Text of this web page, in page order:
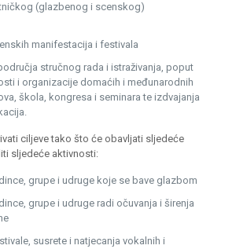
(glazbenog i scenskog)
manifestacija i festivala
stručnog rada i istraživanja, poput
i organizacije domaćih i međunarodnih
škola, kongresa i seminara te izdvajanja
ciljeve tako što će obavljati sljedeće
sljedeće aktivnosti:
grupe i udruge koje se bave glazbom
grupe i udruge radi očuvanja i širenja
susrete i natjecanja vokalnih i